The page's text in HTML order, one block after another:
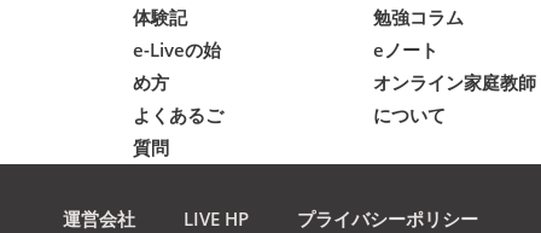
体験記
e-Liveの始
め方
よくあるご
質問
勉強コラム
eノート
オンライン家庭教師
について
運営会社 LIVE HP
プライバシーポリシー